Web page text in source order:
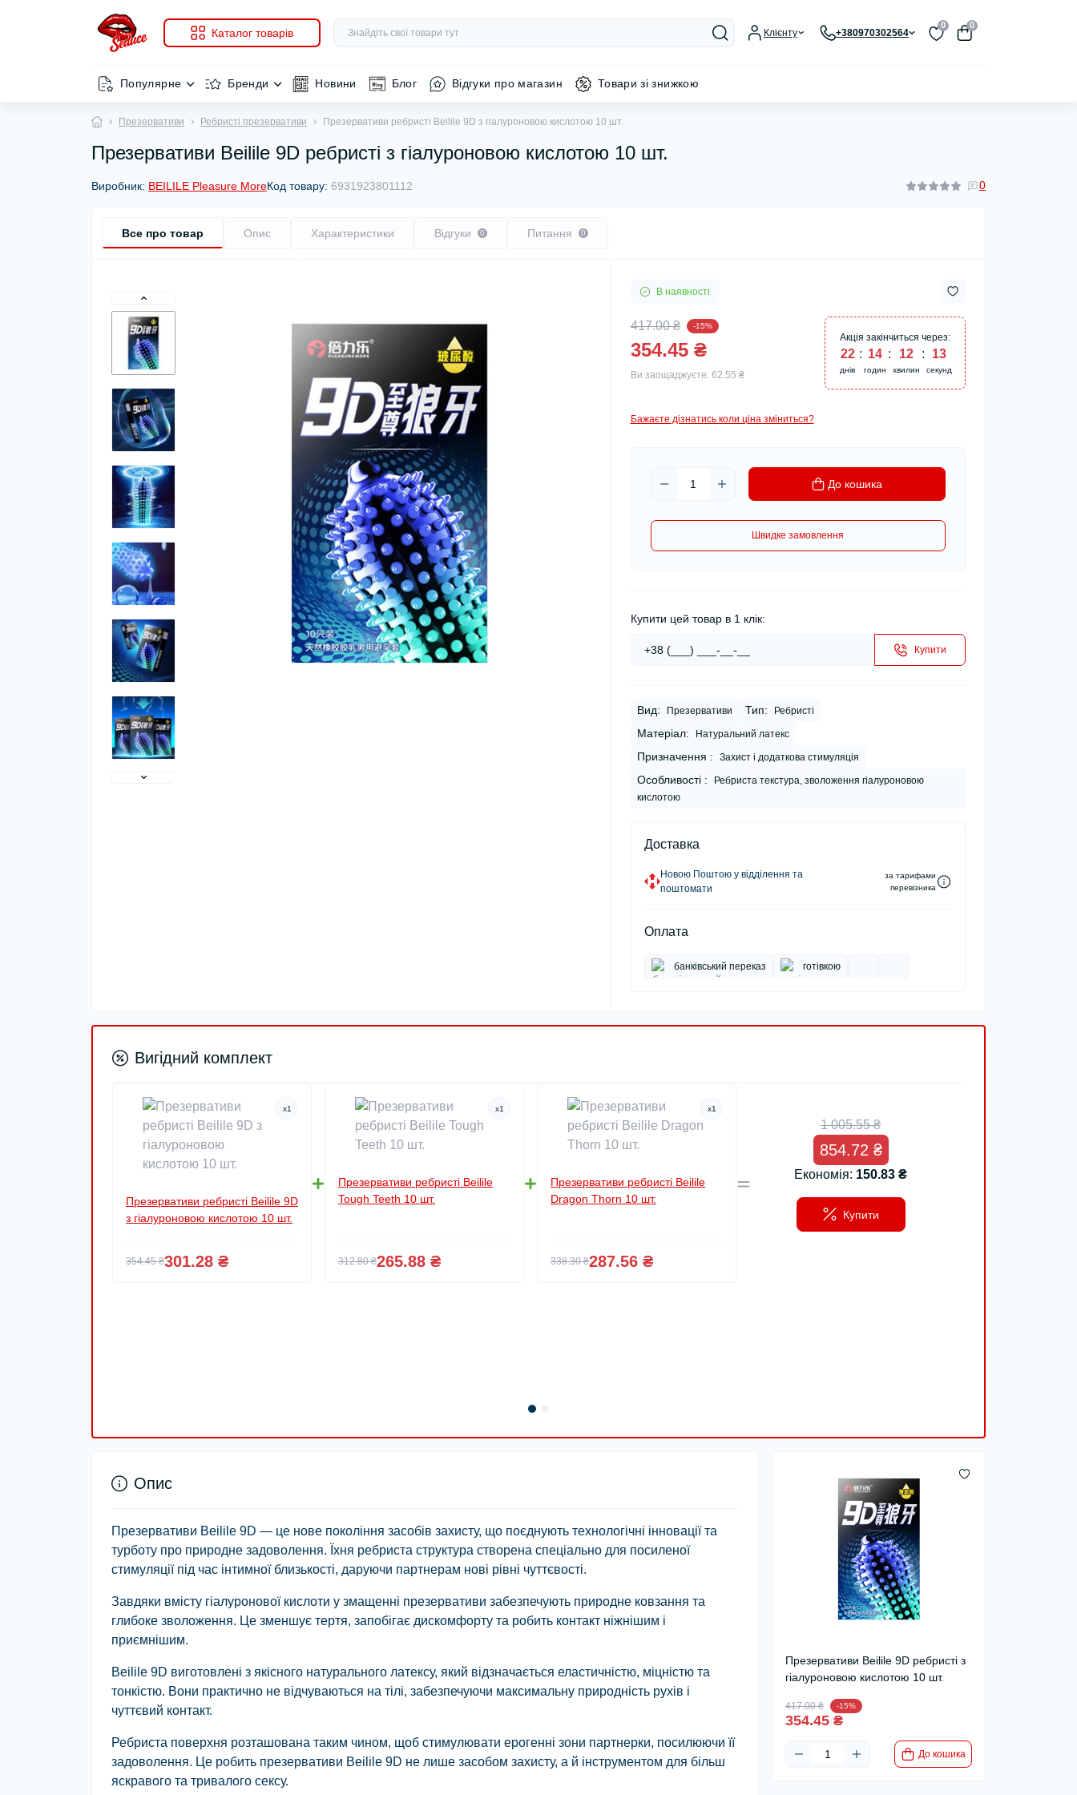
Каталог товарів Клієнту +380970302564
0 0
Популярне Бренди Новини Блог Відгуки про магазин Товари зі знижкою
Презервативи Ребристі презервативи Презервативи ребристі Beilile 9D з гіалуроновою кислотою 10 шт.
Презервативи Beilile 9D ребристі з гіалуроновою кислотою 10 шт.
Виробник: BEILILE Pleasure MoreКод товару: 6931923801112 0
Все про товар Опис Характеристики Відгуки 0 Питання 0
В наявності
417.00 ₴ -15%
354.45 ₴
Ви заощаджуєте: 62.55 ₴
Акція закінчиться через:
22
днів
: 14
годин
: 12
хвилин
: 12
секунд
Бажаєте дізнатись коли ціна зміниться?
До кошика
Швидке замовлення
Купити цей товар в 1 клік:
Купити
Вид: Презервативи Тип: Ребристі
Матеріал: Натуральний латекс
Призначення : Захист і додаткова стимуляція
Особливості :
Ребриста текстура, зволоження гіалуроновою
кислотою
Доставка
Новою Поштою у відділення та
поштомати
за тарифами
перевізника
Оплата
банківський переказ готівкою
Вигідний комплект
x1
Презервативи ребристі Beilile 9D
з гіалуроновою кислотою 10 шт.
354.45 ₴301.28 ₴
x1
Презервативи ребристі Beilile
Tough Teeth 10 шт.
312.80 ₴265.88 ₴
x1
Презервативи ребристі Beilile
Dragon Thorn 10 шт.
338.30 ₴287.56 ₴
1 005.55 ₴
854.72 ₴
Економія: 150.83 ₴
Купити
Презервативи Beilile 9D ребристі з
гіалуроновою кислотою 10 шт.
417.00 ₴ -15%
354.45 ₴
До кошика
Опис
Презервативи Beilile 9D — це нове покоління засобів захисту, що поєднують технологічні інновації та
турботу про природне задоволення. Їхня ребриста структура створена спеціально для посиленої
стимуляції під час інтимної близькості, даруючи партнерам нові рівні чуттєвості.
Завдяки вмісту гіалуронової кислоти у змащенні презервативи забезпечують природне ковзання та
глибоке зволоження. Це зменшує тертя, запобігає дискомфорту та робить контакт ніжнішим і
приємнішим.
Beilile 9D виготовлені з якісного натурального латексу, який відзначається еластичністю, міцністю та
тонкістю. Вони практично не відчуваються на тілі, забезпечуючи максимальну природність рухів і
чуттєвий контакт.
Ребриста поверхня розташована таким чином, щоб стимулювати ерогенні зони партнерки, посилюючи її
задоволення. Це робить презервативи Beilile 9D не лише засобом захисту, а й інструментом для більш
яскравого та тривалого сексу.